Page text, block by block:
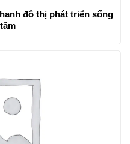
đô thị phát triển sống